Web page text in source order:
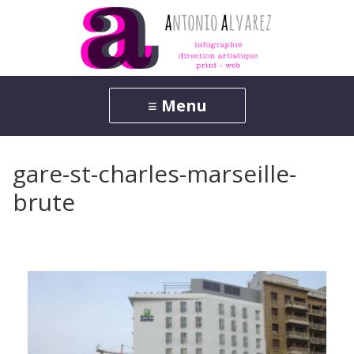
gare-st-charles-marseille-
brute